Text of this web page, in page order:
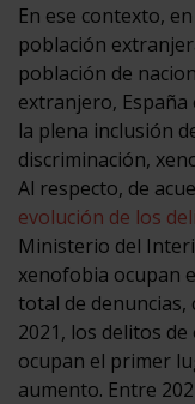
En ese contexto,
población
población de
extranjero,
la plena inclusión
discriminación,
Al respecto, de
evolución de los
Ministerio del
xenofobia ocupan
total de denuncias,
2021, los delitos
ocupan el primer
aumento. Entre